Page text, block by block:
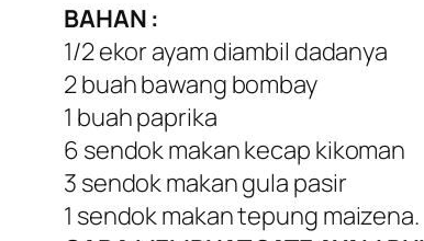
BAHAN :
1/2 ekor ayam diambil dadanya
2 buah bawang bombay
1 buah paprika
6 sendok makan kecap kikoman
3 sendok makan gula pasir
1 sendok makan tepung maizena.